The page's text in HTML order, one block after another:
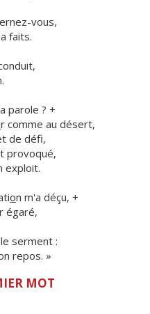
vous,
faits.
parole ? +
r comme au désert,
de défi,
provoqué,
exploit.
on m'a déçu, +
r égaré,
serment :
repos. »
MOT